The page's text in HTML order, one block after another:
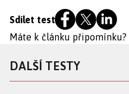
Sdílet test
Máte k článku připomínku?
DALŠÍ TESTY